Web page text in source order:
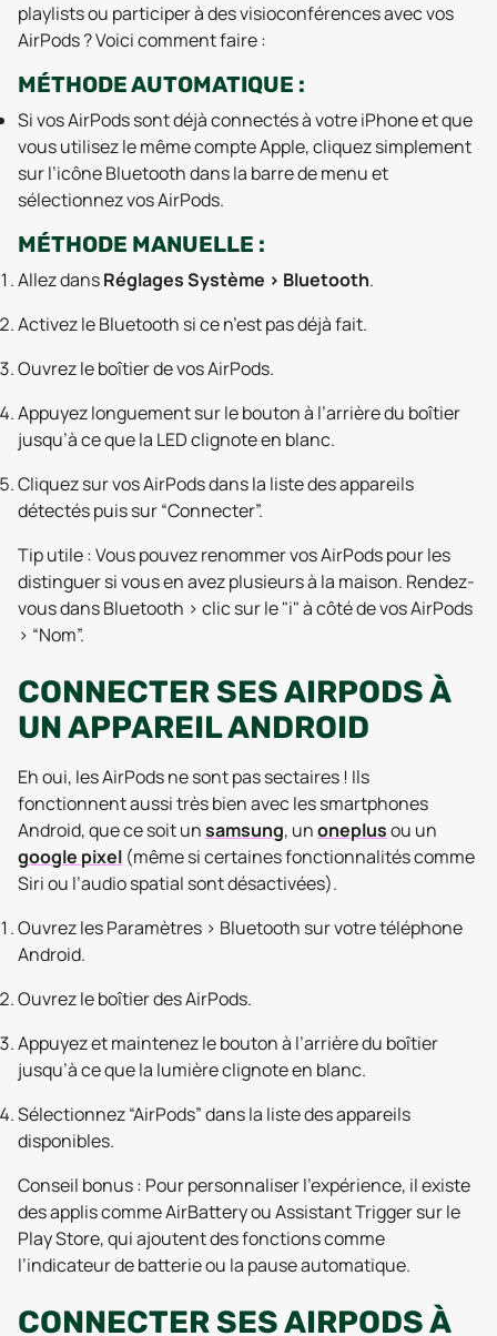
playlists ou participer à des visioconférences avec vos
AirPods ? Voici comment faire :
MÉTHODE AUTOMATIQUE :
Si vos AirPods sont déjà connectés à votre iPhone et que
vous utilisez le même compte Apple, cliquez simplement
sur l’icône Bluetooth dans la barre de menu et
sélectionnez vos AirPods.
MÉTHODE MANUELLE :
Allez dansRéglages Système > Bluetooth.
Activez le Bluetooth si ce n’est pas déjà fait.
Ouvrez le boîtier de vos AirPods.
Appuyez longuement sur le bouton à l’arrière du boîtier
jusqu’à ce que la LED clignote en blanc.
Cliquez sur vos AirPods dans la liste des appareils
détectés puis sur “Connecter”.
Tip utile :Vous pouvez renommer vos AirPods pour les
distinguer si vous en avez plusieurs à la maison. Rendez-
vous dans Bluetooth > clic sur le "i" à côté de vos AirPods
> “Nom”.
CONNECTER SES AIRPODS À
UN APPAREIL ANDROID
Eh oui, les AirPods ne sont pas sectaires ! Ils
fonctionnent aussi très bien avec les smartphones
Android, que ce soit unsamsung, unoneplusou un
google pixel (même si certaines fonctionnalités comme
Siri ou l’audio spatial sont désactivées).
Ouvrez les Paramètres > Bluetooth sur votre téléphone
Android.
Ouvrez le boîtier des AirPods.
Appuyez et maintenez le bouton à l’arrière du boîtier
jusqu’à ce que la lumière clignote en blanc.
Sélectionnez “AirPods” dans la liste des appareils
disponibles.
Conseil bonus : Pour personnaliser l’expérience, il existe
des applis comme AirBattery ou Assistant Trigger sur le
Play Store, qui ajoutent des fonctions comme
l’indicateur de batterie ou la pause automatique.
CONNECTER SES AIRPODS À